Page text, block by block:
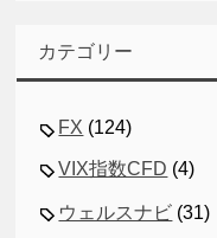
カテゴリー
FX (124)
VIX指数CFD (4)
ウェルスナビ (31)